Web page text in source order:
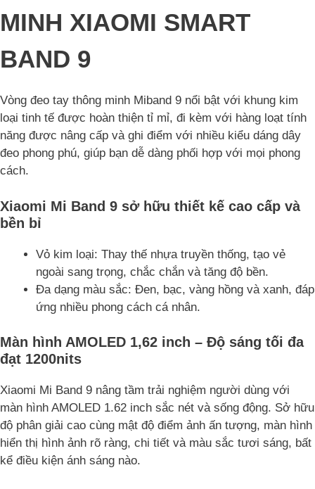
MINH XIAOMI SMART
BAND 9
Vòng đeo tay thông minh Miband 9 nổi bật với khung kim
loại tinh tế được hoàn thiện tỉ mỉ, đi kèm với hàng loạt tính
năng được nâng cấp và ghi điểm với nhiều kiểu dáng dây
đeo phong phú, giúp bạn dễ dàng phối hợp với mọi phong
cách.
Xiaomi Mi Band 9 sở hữu thiết kế cao cấp và
bền bỉ
Vỏ kim loại: Thay thế nhựa truyền thống, tạo vẻ
ngoài sang trọng, chắc chắn và tăng độ bền.
Đa dạng màu sắc: Đen, bạc, vàng hồng và xanh, đáp
ứng nhiều phong cách cá nhân.
Màn hình AMOLED 1,62 inch – Độ sáng tối đa
đạt 1200nits
Xiaomi Mi Band 9 nâng tầm trải nghiệm người dùng với
màn hình AMOLED 1.62 inch sắc nét và sống động. Sở hữu
độ phân giải cao cùng mật độ điểm ảnh ấn tượng, màn hình
hiển thị hình ảnh rõ ràng, chi tiết và màu sắc tươi sáng, bất
kể điều kiện ánh sáng nào.